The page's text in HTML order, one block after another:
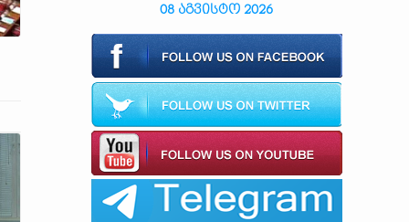
08 აგვისტო 2026